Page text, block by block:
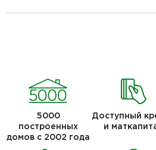
5000
построенных
домов с 2002 года
Доступный
и